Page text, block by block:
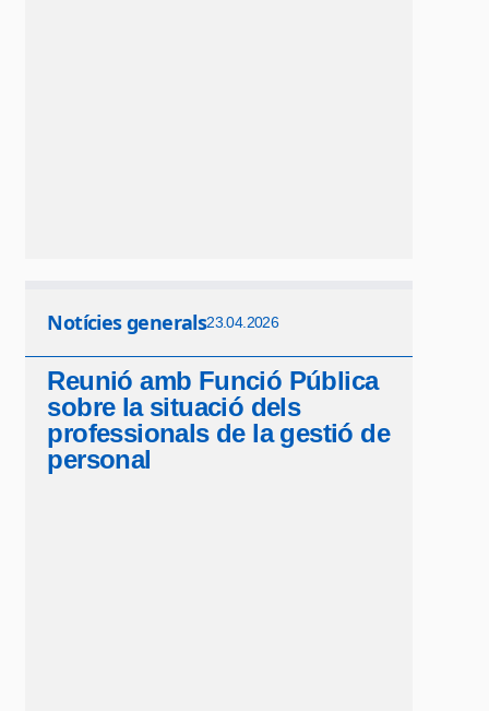
Notícies generals23.04.2026
Reunió amb Funció Pública
sobre la situació dels
professionals de la gestió de
personal